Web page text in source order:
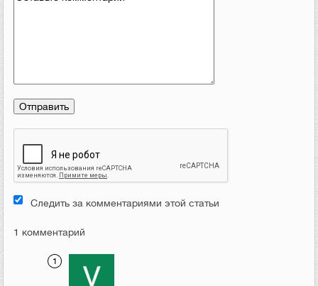
Следить за комментариями этой статьи
1 комментарий